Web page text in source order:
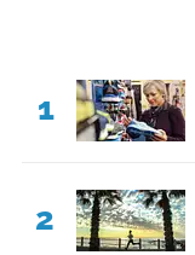
1
2